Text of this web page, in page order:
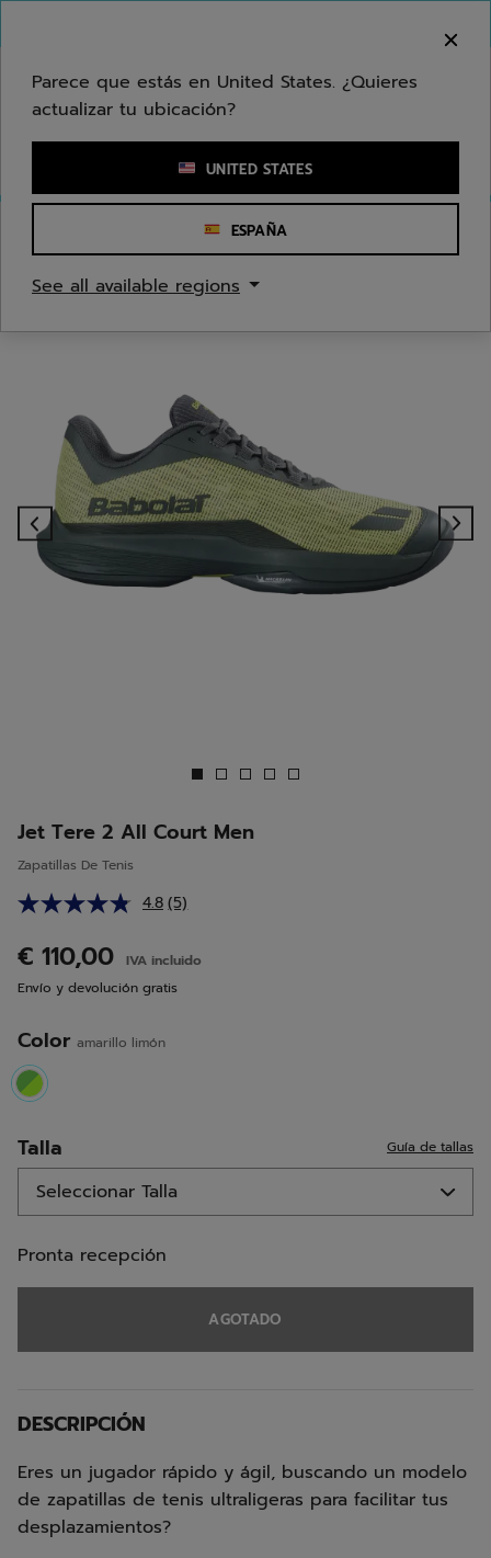
Ingresar una palabra clave o un número de artículo
Previous
Jet Tere 2 All Court Men
Zapatillas De Tenis
4.8 Lea
Enlace
en
la
(5)
€ 110,00
IVA incluido
Envío y devolución gratis
Color amarillo limón
selected
Talla Guía de tallas
Pronta recepción
AGOTADO
DESCRIPCIÓN
Eres un jugador rápido y ágil, buscando un modelo
de zapatillas de tenis ultraligeras para facilitar tus
desplazamientos?
Parece que estás en United States. ¿Quieres
actualizar tu ubicación?
UNITED STATES
ESPAÑA
See all available regions